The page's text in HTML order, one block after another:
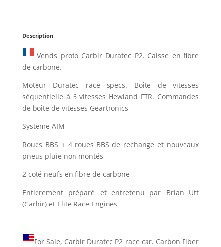
Description
Vends proto Carbir Duratec P2. Caisse en fibre
de carbone.
Moteur Duratec race specs. Boîte de vitesses
séquentielle à 6 vitesses Hewland FTR. Commandes
de boîte de vitesses Geartronics
Système AIM
Roues BBS + 4 roues BBS de rechange et nouveaux
pneus pluie non montés
2 coté neufs en fibre de carbone
Entièrement préparé et entretenu par Brian Utt
(Carbir) et Elite Race Engines.
For Sale, Carbir Duratec P2 race car. Carbon Fiber